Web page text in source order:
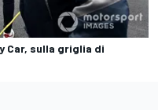
Car, sulla griglia di